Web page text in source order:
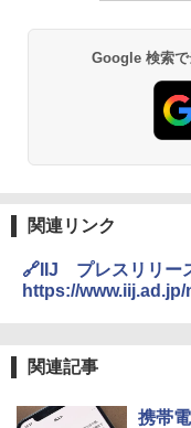
Google 検索で
関連リンク
🔗IIJ プレスリリー
https://
関連記事
携帯